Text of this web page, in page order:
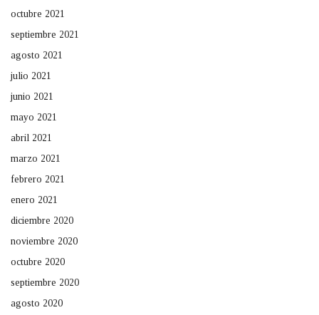
octubre 2021
septiembre 2021
agosto 2021
julio 2021
junio 2021
mayo 2021
abril 2021
marzo 2021
febrero 2021
enero 2021
diciembre 2020
noviembre 2020
octubre 2020
septiembre 2020
agosto 2020